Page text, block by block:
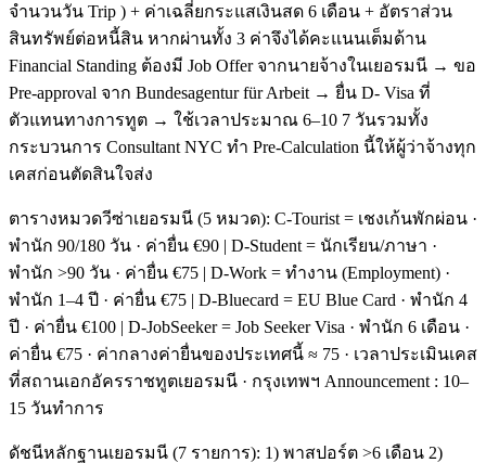
จำนวนวัน Trip ) + ค่าเฉลี่ยกระแสเงินสด 6 เดือน + อัตราส่วน
สินทรัพย์ต่อหนี้สิน หากผ่านทั้ง 3 ค่าจึงได้คะแนนเต็มด้าน
Financial Standing ต้องมี Job Offer จากนายจ้างในเยอรมนี → ขอ
Pre-approval จาก Bundesagentur für Arbeit → ยื่น D- Visa ที่
ตัวแทนทางการทูต → ใช้เวลาประมาณ 6–10 7 วันรวมทั้ง
กระบวนการ Consultant NYC ทำ Pre-Calculation นี้ให้ผู้ว่าจ้างทุก
เคสก่อนตัดสินใจส่ง
ตารางหมวดวีซ่าเยอรมนี (5 หมวด): C-Tourist = เชงเก้นพักผ่อน ·
พำนัก 90/180 วัน · ค่ายื่น €90 | D-Student = นักเรียน/ภาษา ·
พำนัก >90 วัน · ค่ายื่น €75 | D-Work = ทำงาน (Employment) ·
พำนัก 1–4 ปี · ค่ายื่น €75 | D-Bluecard = EU Blue Card · พำนัก 4
ปี · ค่ายื่น €100 | D-JobSeeker = Job Seeker Visa · พำนัก 6 เดือน ·
ค่ายื่น €75 · ค่ากลางค่ายื่นของประเทศนี้ ≈ 75 · เวลาประเมินเคส
ที่สถานเอกอัครราชทูตเยอรมนี · กรุงเทพฯ Announcement : 10–
15 วันทำการ
ดัชนีหลักฐานเยอรมนี (7 รายการ): 1) พาสปอร์ต >6 เดือน 2)